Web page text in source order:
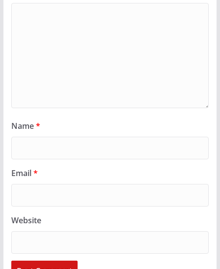
Name*
Email*
Website